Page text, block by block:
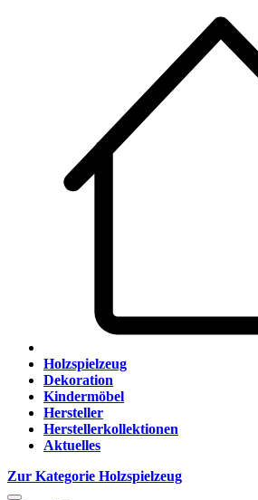
Holzspielzeug
Dekoration
Kindermöbel
Hersteller
Herstellerkollektionen
Aktuelles
Zur Kategorie Holzspielzeug